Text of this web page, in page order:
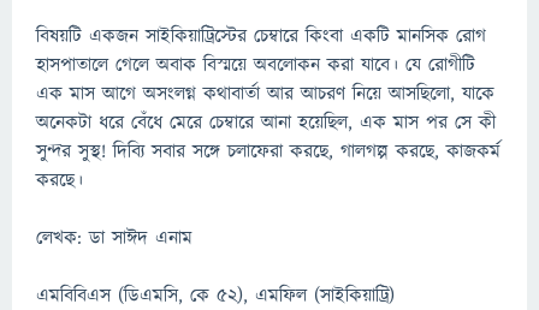
বিষয়টি একজন সাইকিয়াট্রিস্টের চেম্বারে কিংবা একটি মানসিক রোগ
হাসপাতালে গেলে অবাক বিস্ময়ে অবলোকন করা যাবে। যে রোগীটি
এক মাস আগে অসংলগ্ন কথাবার্তা আর আচরণ নিয়ে আসছিলো, যাকে
অনেকটা ধরে বেঁধে মেরে চেম্বারে আনা হয়েছিল, এক মাস পর সে কী
সুন্দর সুস্থ! দিব্যি সবার সঙ্গে চলাফেরা করছে, গালগল্প করছে, কাজকর্ম
করছে।
লেখক: ডা সাঈদ এনাম
এমবিবিএস (ডিএমসি, কে ৫২), এমফিল (সাইকিয়াট্রি)